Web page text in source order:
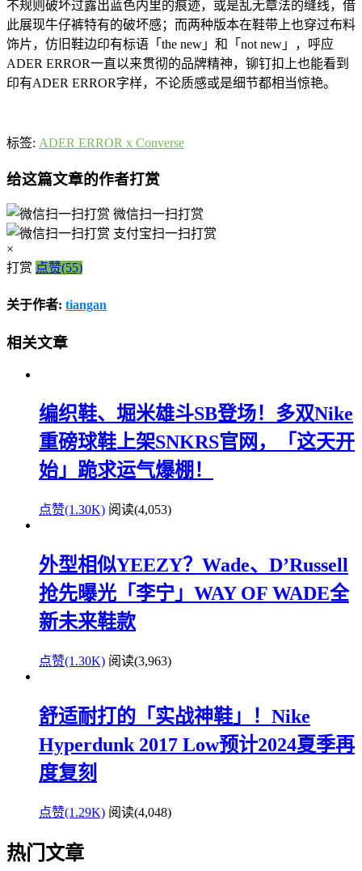
不规则破坏过露出蓝色内里的痕迹，或是乱无章法的缝线，借
此展现牛仔裤特有的破坏感；而两种版本在鞋带上也穿过布料
饰片，仿旧鞋边印有标语「the new」和「not new」，呼应
ADER ERROR一直以来贯彻的品牌精神，铆钉扣上也能看到
印有ADER ERROR字样，不论质感或是细节都相当惊艳。
标签: ADER ERROR x Converse
给这篇文章的作者打赏
微信扫一扫打赏
支付宝扫一扫打赏
×
打赏 点赞(55)
关于作者: tiangan
相关文章
编织鞋、堀米雄斗SB登场！多双Nike
重磅球鞋上架SNKRS官网，「这天开
始」跪求运气爆棚！
点赞(1.30K) 阅读(4,053)
外型相似YEEZY？Wade、D’Russell
抢先曝光「李宁」WAY OF WADE全
新未来鞋款
点赞(1.30K) 阅读(3,963)
舒适耐打的「实战神鞋」！Nike
Hyperdunk 2017 Low预计2024夏季再
度复刻
点赞(1.29K) 阅读(4,048)
热门文章